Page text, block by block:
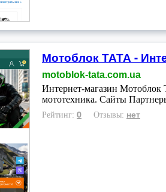
Мотоблок ТАТА -
motoblok-tata.com.ua
Интернет-магазин Мотоблок
мототехника. Сайты
Рейтинг: 0 Отзывы: нет